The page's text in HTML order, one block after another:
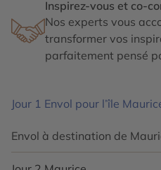
Inspirez-vous et co-
Nos experts vous
transformer vos
parfaitement pensé
Jour 1 Envol pour l’île
Envol à destination de